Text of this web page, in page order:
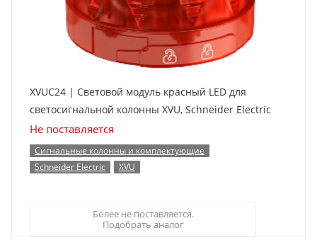
XVUC24 | Световой модуль красный LED для
светосигнальной колонны XVU, Schneider Electric
Не поставляется
Сигнальные колонны и комплектующие
Schneider Electric
XVU
Более не поставляется.
Подобрать аналог